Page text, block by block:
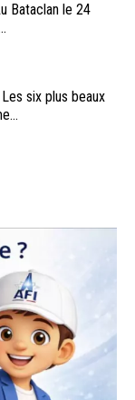
Bataclan le 24
six plus beaux